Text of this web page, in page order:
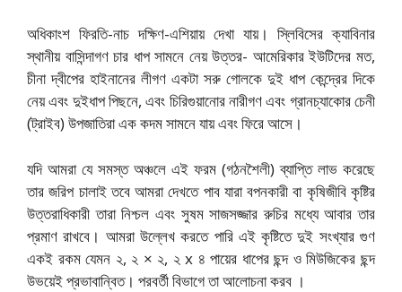
অধিকাংশ ফিরতি-নাচ দক্ষিণ-এশিয়ায় দেখা যায়। স্লিবিসের ক্যাবিনার
স্থানীয় বাসিন্দাগণ চার ধাপ সামনে নেয় উত্তর- আমেরিকার ইউটিদের মত,
চীনা দ্বীপের হাইনানের লীগণ একটা সরু গোলকে দুই ধাপ কেন্দ্রের দিকে
নেয় এবং দুইধাপ পিছনে, এবং চিরিগুয়ানোর নারীগণ এবং গ্রানচ্যাকোর চেনী
(ট্রাইব) উপজাতিরা এক কদম সামনে যায় এবং ফিরে আসে।
যদি আমরা যে সমস্ত অঞ্চলে এই ফরম (গঠনশৈলী) ব্যাপ্তি লাভ করেছে
তার জরিপ চালাই তবে আমরা দেখতে পাব যারা বপনকারী বা কৃষিজীবি কৃষ্টির
উত্তরাধিকারী তারা নিশ্চল এবং সুষম সাজসজ্জার রুচির মধ্যে আবার তার
প্রমাণ রাখবে। আমরা উল্লেখ করতে পারি এই কৃষ্টিতে দুই সংখ্যার গুণ
একই রকম যেমন ২, ২ × ২, ২ x ৪ পায়ের ধাপের ছন্দ ও মিউজিকের ছন্দ
উভয়েই প্রভাবান্বিত। পরবর্তী বিভাগে তা আলোচনা করব ।